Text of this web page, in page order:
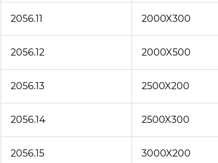
2056.11 2000X300
2056.12 2000X500
2056.13 2500X200
2056.14 2500X300
2056.15 3000X200